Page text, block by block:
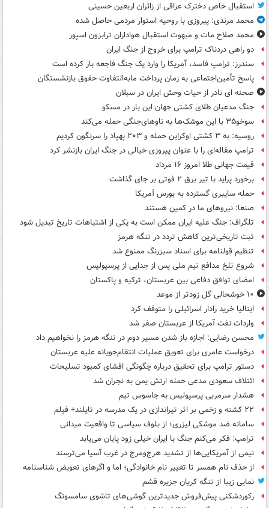
استقبال خاص دخترک عراقی از زائران اربعین حسینی
محمد مرندی: پیروزی با روحیه استوار مردمی حاصل شده
محمد صلاح مات و مبهوت استقبال هواداران ترابزون اسپور
دو راهی دردناک ترامپ برای خروج از جنگ ایران
سندرز: ترامپ فاسد، آمریکا را وارد یک جنگ فاجعه بار کرده است
پاسخ تأمین‌اجتماعی به زمان پرداخت مابه‌التفاوت حقوق بازنشستگان
صحنه ای نادر از حیات وحش ایران در سبلان
جنگ مدعیان طلای کشتی جهان این بار در مسکو
سوخو۳۵ با این موشک‌ها به ناوهای‌جنگی حمله می‌کند
روسیه: به ۳ کشتی اوکراین حمله و ۲۰۳ پهپاد را سرنگون کردیم
ترامپ مقاله‌ای را با عنوان پیروزی خیالی در جنگ ایران بازنشر کرد
قیمت جهانی طلا امروز ۱۶ مرداد
برخورد پراید با تیر برق ۲ فوتی بر جای گذاشت
حمله سایبری گسترده به بورس آمریکا
صنعا: نیروهای ما در کمین‌ هستند
تلگراف: جنگ علیه ایران ممکن است به یکی از اشتباهات تاریخ تبدیل شود
ثبت تاریخی‌ترین کاهش تردد در تنگه هرمز
تنظیم قولنامه برای اسناد سبزرنگ ممنوع شد
شروع تلخ مدافع تیم ملی پس از جدایی از پرسپولیس
امضای توافق دفاعی بین عربستان، ترکیه و پاکستان
۱۰ خوشحالی گل زودتر از موعد
ایتالیا خرید رادار اسرائیلی را متوقف کرد
واردات نفت آمریکا از عربستان صفر شد
محسن رضایی: اجازه باز شدن مسیر دوم در تنگه هرمز را نخواهیم داد
درخواست عامری برای تعویق عملیات انتقام‌جویانه علیه عربستان
دستور ترامپ برای تحقیق درباره چگونگی افشای کمبود تسلیحات
ائتلاف سعودی مدعی حمله ارتش یمن به نجران شد
هشدار سرمربی پرسپولیس به جاسوس تیم
۲۲ کشته و زخمی بر اثر تیراندازی در یک مدرسه در تایلند+ فیلم
سامانه ضد موشکی لیزری؛ از بلوف سیاسی تا واقعیت میدانی
ترامپ: فکر می‌کنم جنگ با ایران خیلی زود پایان می‌یابد
نیمی از آمریکایی‌ها از تشدید هرج‌ومرج در غرب آسیا می‌ترسند
از حذف نام همسر تا تغییر نام خانوادگی؛ اما و اگرهای تعویض شناسنامه
نمایی زیبا از تنگه کریان جزیره قشم
رکوردشکنی پیش‌فروش جدیدترین گوشی‌های تاشوی سامسونگ